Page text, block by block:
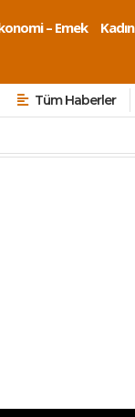
– Emek Kadın
Tüm Haberler